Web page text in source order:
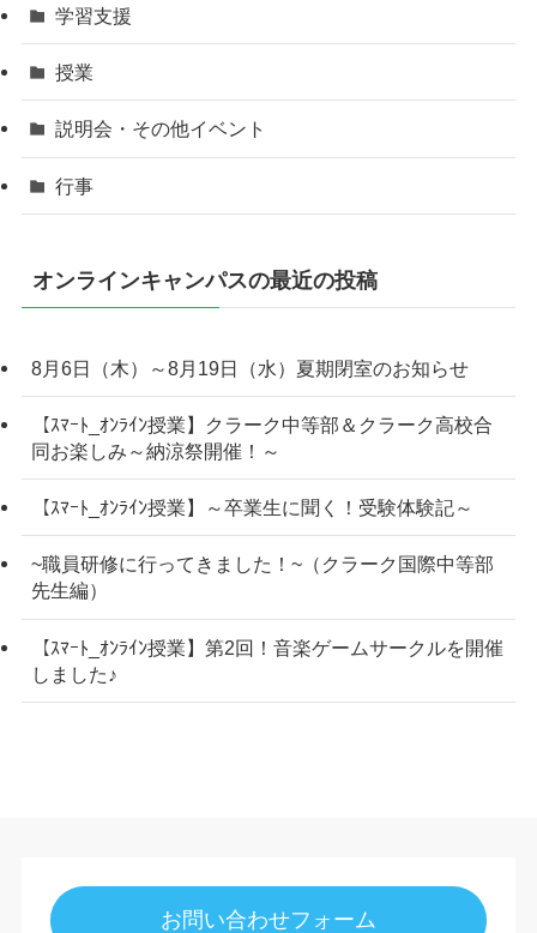
学習支援
授業
説明会・その他イベント
行事
オンラインキャンパスの最近の投稿
8月6日（木）～8月19日（水）夏期閉室のお知らせ
【ｽﾏｰﾄ_ｵﾝﾗｲﾝ授業】クラーク中等部＆クラーク高校合
同お楽しみ～納涼祭開催！～
【ｽﾏｰﾄ_ｵﾝﾗｲﾝ授業】～卒業生に聞く！受験体験記～
~職員研修に行ってきました！~（クラーク国際中等部
先生編）
【ｽﾏｰﾄ_ｵﾝﾗｲﾝ授業】第2回！音楽ゲームサークルを開催
しました♪
お問い合わせフォーム